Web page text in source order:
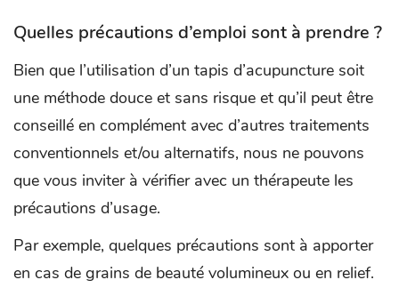
Quelles précautions d’emploi sont à prendre ?
Bien que l’utilisation d’un tapis d’acupuncture soit
une méthode douce et sans risque et qu’il peut être
conseillé en complément avec d’autres traitements
conventionnels et/ou alternatifs, nous ne pouvons
que vous inviter à vérifier avec un thérapeute les
précautions d’usage.
Par exemple, quelques précautions sont à apporter
en cas de grains de beauté volumineux ou en relief.